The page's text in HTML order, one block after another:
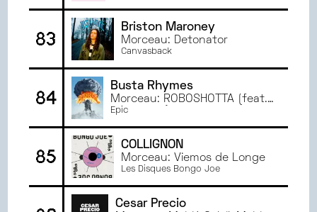
83
Briston Maroney
Morceau: Detonator
Canvasback
84
Busta Rhymes
Morceau: ROBOSHOTTA (feat.
Burna Boy)
Epic
85
COLLIGNON
Morceau: Viemos de Longe
Les Disques Bongo Joe
Cesar Precio